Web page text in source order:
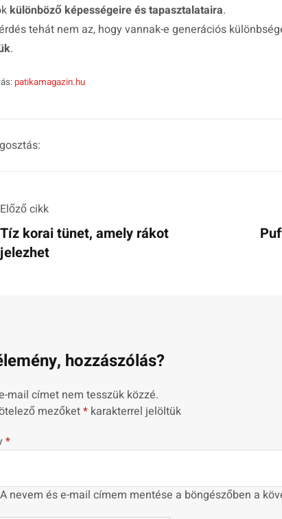
különböző képességeire és tapasztalataira.
tehát nem az, hogy vannak-e generációs
.
patikamagazin.hu
Előző cikk
Tíz korai tünet, amely rákot
jelezhet
hozzászólás?
mail címet nem tesszük közzé.
mezőket* karakterrel jelöltük
*
A nevem és e-mail címem mentése a böngészőben a